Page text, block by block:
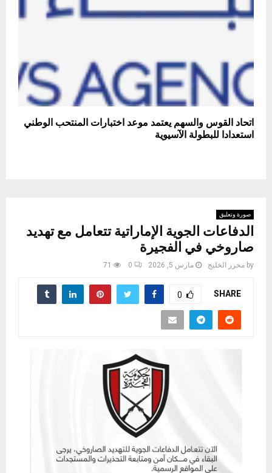
اتحاد القوس والسهم يعتمد موعد اختبارات المنتحب الوطني
استعدادا للبطولة الآسيوية
صورة وتعليق
الدفاعات الجوية الإماراتية تتعامل مع تهديد
صاروخي في الفجيرة
by محرر الخليج مارس 5, 2026 0
71
SHARE
0